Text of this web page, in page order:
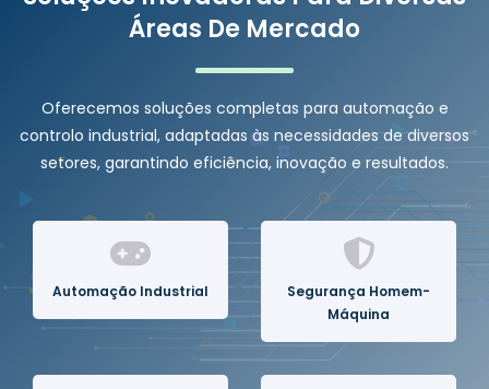
Áreas De Mercado
Oferecemos soluções completas para automação e
controlo industrial, adaptadas às necessidades de diversos
setores, garantindo eficiência, inovação e resultados.
Automação Industrial
Segurança Homem-
Máquina